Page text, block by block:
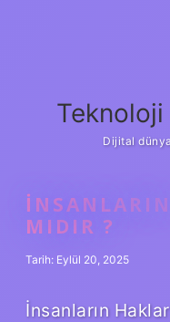
Teknoloji
Dijital
MIDIR ?
Tarih: Eylül 20, 2025
İnsanların